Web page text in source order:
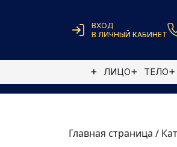
ВХОД
В ЛИЧНЫЙ КАБИНЕТ
ЛИЦО ТЕЛО
Главная страница /